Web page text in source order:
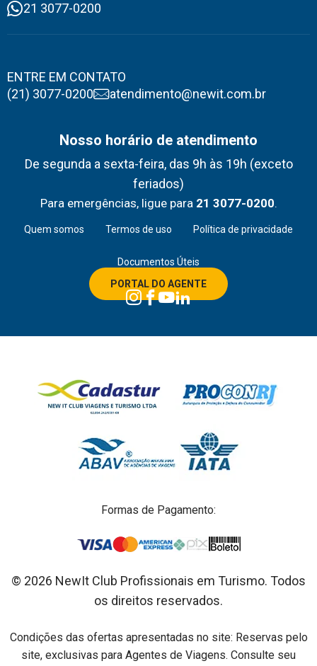
21 3077-0200
ENTRE EM CONTATO
(21) 3077-0200
atendimento@newit.com.br
Nosso horário de atendimento
De segunda a sexta-feira, das 9h às 19h (exceto
feriados)
Para emergências, ligue para 21 3077-0200.
Quem somos Termos de uso Política de privacidade
Documentos Úteis
PORTAL DO AGENTE
Formas de Pagamento:
© 2026 NewIt Club Profissionais em Turismo. Todos
os direitos reservados.
Condições das ofertas apresentadas no site: Reservas pelo
site, exclusivas para Agentes de Viagens. Consulte seu